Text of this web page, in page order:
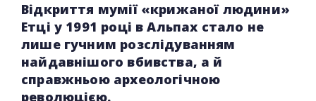
Відкриття мумії «крижаної людини»
Етці у 1991 році в Альпах стало не
лише гучним розслідуванням
найдавнішого вбивства, а й
справжньою археологічною
революцією.